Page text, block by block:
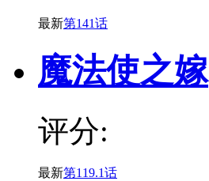
最新第141话
魔法使之嫁
评分:
最新第119.1话